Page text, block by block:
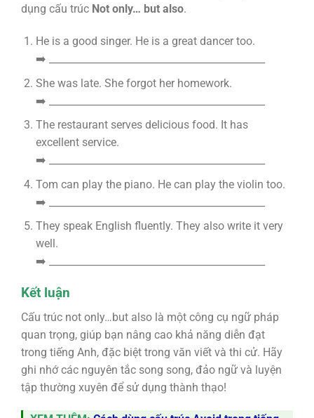
dụng cấu trúc Not only… but also.
He is a good singer. He is a great dancer too.
➡️ ____________________________________________
She was late. She forgot her homework.
➡️ ____________________________________________
The restaurant serves delicious food. It has
excellent service.
➡️ ____________________________________________
Tom can play the piano. He can play the violin too.
➡️ ____________________________________________
They speak English fluently. They also write it very
well.
➡️ ____________________________________________
Kết luận
Cấu trúc not only…but also là một công cụ ngữ pháp
quan trọng, giúp bạn nâng cao khả năng diễn đạt
trong tiếng Anh, đặc biệt trong văn viết và thi cử. Hãy
ghi nhớ các nguyên tắc song song, đảo ngữ và luyện
tập thường xuyên để sử dụng thành thạo!